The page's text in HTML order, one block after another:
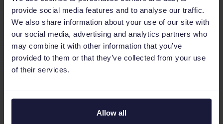
provide social media features and to analyse our traffic.
We also share information about your use of our site with
our social media, advertising and analytics partners who
may combine it with other information that you’ve
provided to them or that they’ve collected from your use
of their services.
Allow all
chaque plateforme, Christine Laure a
constaté une hausse du chiffre d’affaires de
+74% sur les produits optimisés et une hausse
de la rentabilité de +51% sur Google Ads,
premier levier d’investissement payant pour
la marque. Des résultats extraordinaires pour
(prêt-à-porter).